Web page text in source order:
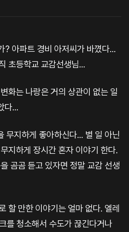
? 아파트 경비 아저씨가 바꼈다...
초등학교 교감선생님...
화는 나랑은 거의 상관이 없는 일
다...
무지하게 좋아하신다... 별 일 아닌
지하게 장시간 혼자 이야기 한다.
곰곰 듣고 있자면 정말 교감 선생
할 만한 이야기는 얼마 없다. 엘레
를 청소해서 수도가 끊긴다거나